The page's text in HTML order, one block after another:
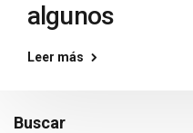
algunos
Leer más
Buscar